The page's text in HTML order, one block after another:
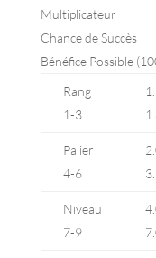
Multiplicateur
Chance de Succès
Bénéfice Possible
Rang
1-3
Palier
4-6
Niveau
7-9